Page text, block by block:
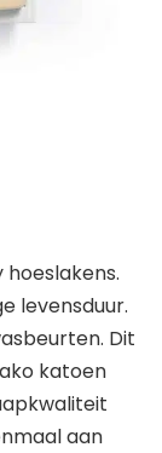
levensduur.
Dit
katoen
aan